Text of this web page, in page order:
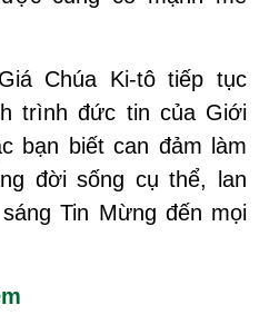
Chúa Ki-tô tiếp tục
trình đức tin của Giới
bạn biết can đảm làm
đời sống cụ thể, lan
Tin Mừng đến mọi